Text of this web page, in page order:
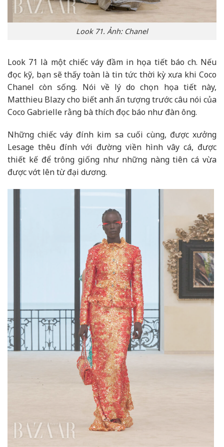
Look 71. Ảnh: Chanel
Look 71 là một chiếc váy đầm in họa tiết báo ch. Nếu
đọc kỹ, bạn sẽ thấy toàn là tin tức thời kỳ xưa khi Coco
Chanel còn sống. Nói về lý do chọn họa tiết này,
Matthieu Blazy cho biết anh ấn tượng trước câu nói của
Coco Gabrielle rằng bà thích đọc báo như đàn ông.
Những chiếc váy đính kim sa cuối cùng, được xưởng
Lesage thêu đính với đường viền hình vây cá, được
thiết kế để trông giống như những nàng tiên cá vừa
được vớt lên từ đại dương.